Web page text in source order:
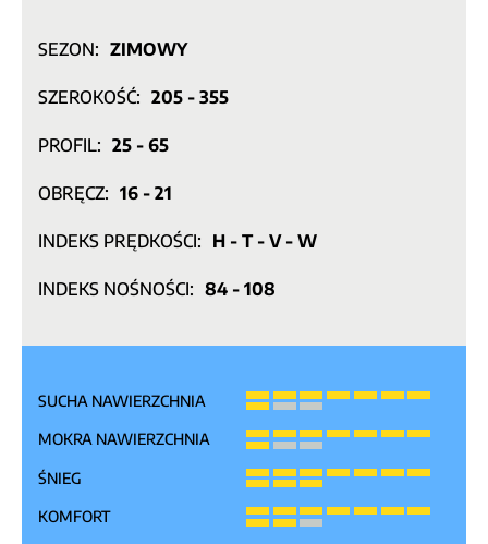
SEZON: ZIMOWY
SZEROKOŚĆ: 205 - 355
PROFIL: 25 - 65
OBRĘCZ: 16 - 21
INDEKS PRĘDKOŚCI: H - T - V - W
INDEKS NOŚNOŚCI: 84 - 108
SUCHA NAWIERZCHNIA
MOKRA NAWIERZCHNIA
ŚNIEG
KOMFORT